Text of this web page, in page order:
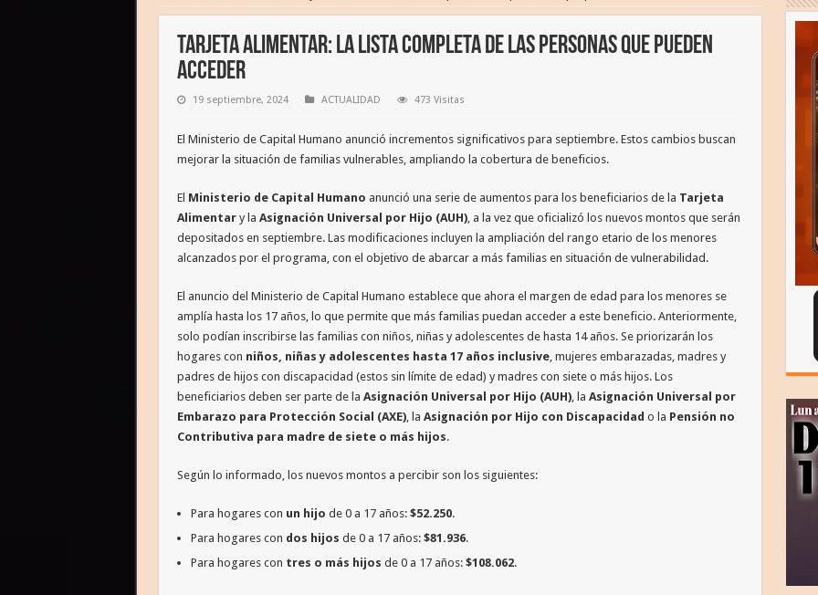
Fm Sol 106.7 MHz - En
Tarjeta Alimentar: la lista completa de las personas que pueden
acceder
19 septiembre, 2024 ACTUALIDAD 473 Visitas
El Ministerio de Capital Humano anunció incrementos significativos para septiembre. Estos cambios buscan
mejorar la situación de familias vulnerables, ampliando la cobertura de beneficios.
El Ministerio de Capital Humano anunció una serie de aumentos para los beneficiarios de la Tarjeta
Alimentary la Asignación Universal por Hijo (AUH), a la vez que oficializó los nuevos montos que serán
depositados en septiembre. Las modificaciones incluyen la ampliación del rango etario de los menores
alcanzados por el programa, con el objetivo de abarcar a más familias en situación de vulnerabilidad.
El anuncio del Ministerio de Capital Humano establece que ahora el margen de edad para los menores se
amplía hasta los 17 años, lo que permite que más familias puedan acceder a este beneficio. Anteriormente,
solo podían inscribirse las familias con niños, niñas y adolescentes de hasta 14 años. Se priorizarán los
hogares con niños, niñas y adolescentes hasta 17 años inclusive, mujeres embarazadas, madres y
padres de hijos con discapacidad (estos sin límite de edad) y madres con siete o más hijos. Los
beneficiarios deben ser parte de la Asignación Universal por Hijo (AUH), la Asignación Universal por
Embarazo para Protección Social (AXE), la Asignación por Hijo con Discapacidad o la Pensión no
Contributiva para madre de siete o más hijos.
Según lo informado, los nuevos montos a percibir son los siguientes:
Para hogares con un hijo de 0 a 17 años: $52.250.
Para hogares con dos hijos de 0 a 17 años: $81.936.
Para hogares con tres o más hijos de 0 a 17 años: $108.062.